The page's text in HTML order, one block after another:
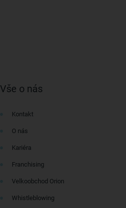
Vše o nás
Kontakt
O nás
Kariéra
Franchising
Velkoobchod Orion
Whistleblowing